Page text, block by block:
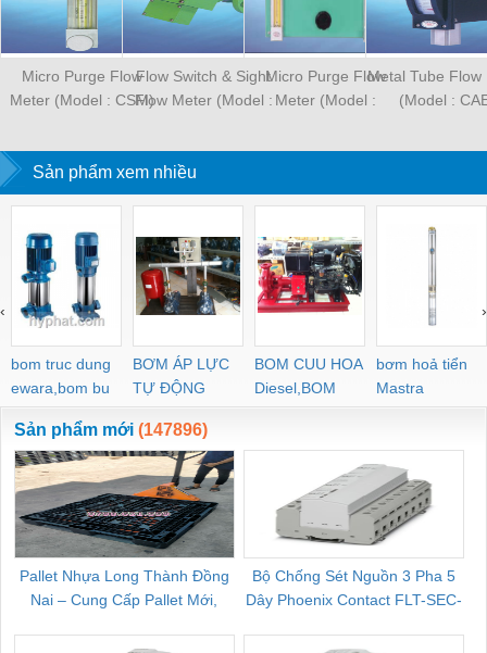
Micro Purge Flow
Meter (Model : CSM)
Flow Switch & Sight
Flow Meter (Model :
Micro Purge Flow
Meter (Model :
Metal Tube Flow
(Model :
Sản phẩm xem nhiều
bom truc dung
ewara,bom bu
ewara
BƠM ÁP LỰC
TỰ ĐỘNG
BOM CUU HOA
Diesel,BOM
CHUA CHAY
bơm hoả tiển
Mastra
‹ ›
Sản phẩm mới (147896)
Pallet Nhựa Long Thành Đồng
Nai – Cung Cấp Pallet Mới,
Bộ Chống Sét Nguồn 3 Pha 5
Dây Phoenix Contact FLT-SEC-